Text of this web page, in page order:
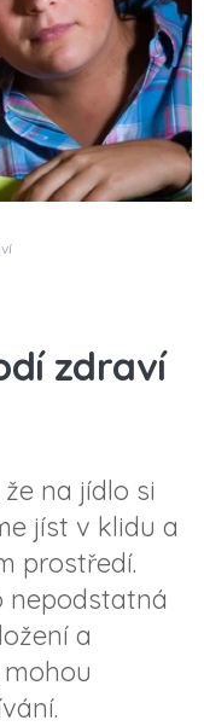
zdraví
na jídlo si
jíst v klidu a
prostředí.
nepodstatná
a